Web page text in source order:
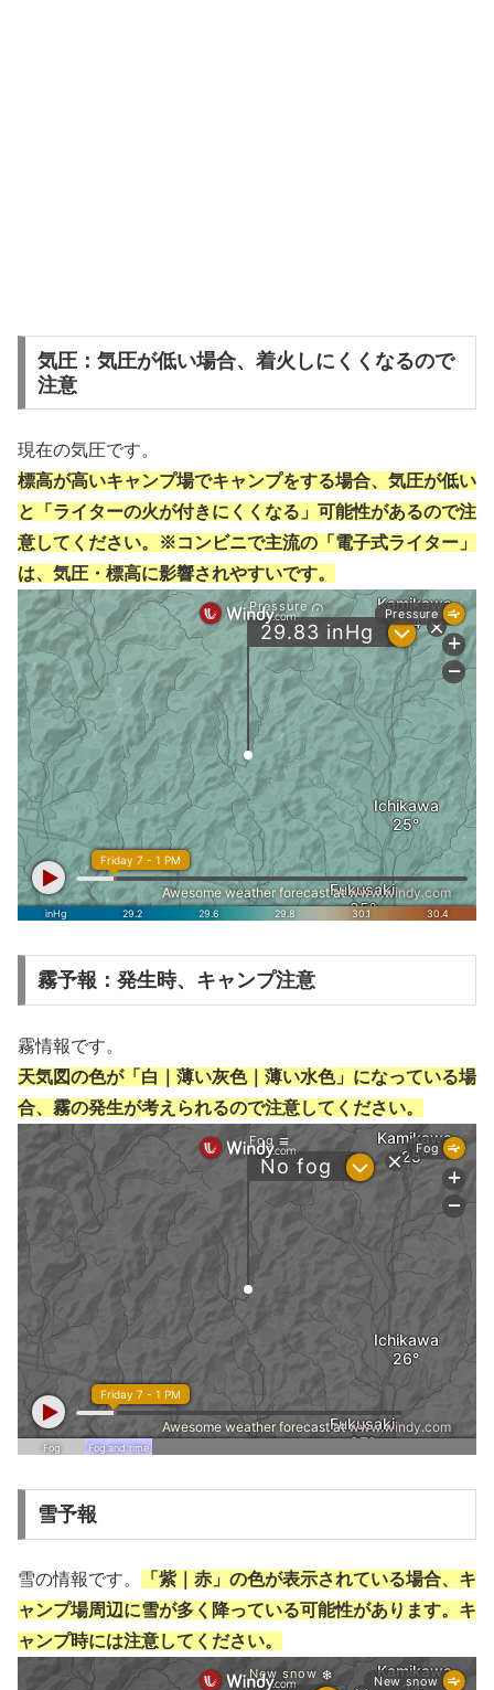
気圧：気圧が低い場合、着火しにくくなるので
注意
現在の気圧です。
標高が高いキャンプ場でキャンプをする場合、気圧が低い
と「ライターの火が付きにくくなる」可能性があるので注
意してください。※コンビニで主流の「電子式ライター」
は、気圧・標高に影響されやすいです。
霧予報：発生時、キャンプ注意
霧情報です。
天気図の色が「白｜薄い灰色｜薄い水色」になっている場
合、霧の発生が考えられるので注意してください。
雪予報
雪の情報です。
「紫｜赤」の色が表示されている場合、キ
ャンプ場周辺に雪が多く降っている可能性があります。キ
ャンプ時には注意してください。